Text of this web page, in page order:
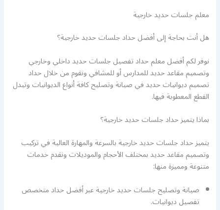
معلم جلسات حديد خارجية
هل أنت بحاجة إلى أفضل حداد جلسات حديد خارجية؟
نوفر لكم أفضل معلم حداد تفصيل جلسات حديد داخلي وخارجي
وتصميم مقاعد حديد للمدارس أو للمشافي ونقوم من خلال حداد
تصميم ديوانيات حديد في صيانة وتصليح كافة أنواع الديوانيات وتيدل
القطع المعطوبة فيها.
بماذا يتميز حداد جلسات حديد خارجية؟
يتميز حداد جلسات حديد خارجية بالسرعة والمهارة العالية في تركيب
وتصميم مقاعد حديد بمختلف الأحجام والموديلات ونقدم خدمات
متنوعة ومميزة منها:
صيانة وتصليح جلسات حديد خارجية عبر أفضل حداد متخصص
تفصيل ديوانيات.